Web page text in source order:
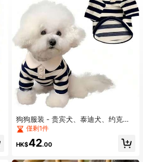
狗狗服装 - 贵宾犬、泰迪犬、约克夏
犬、西施犬 Polo 衫、夏季连衣裙、条
纹宠物 T 恤、柔软连帽衫、夏季 Polo
衫；狗狗服装 - 比熊犬、吉娃娃、条
僅剩1件
HK$42.00